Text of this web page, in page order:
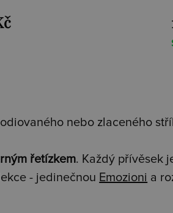
Kč
nebo zlaceného
řetízkem. Každý přívěsek
- jedinečnou Emozioni a